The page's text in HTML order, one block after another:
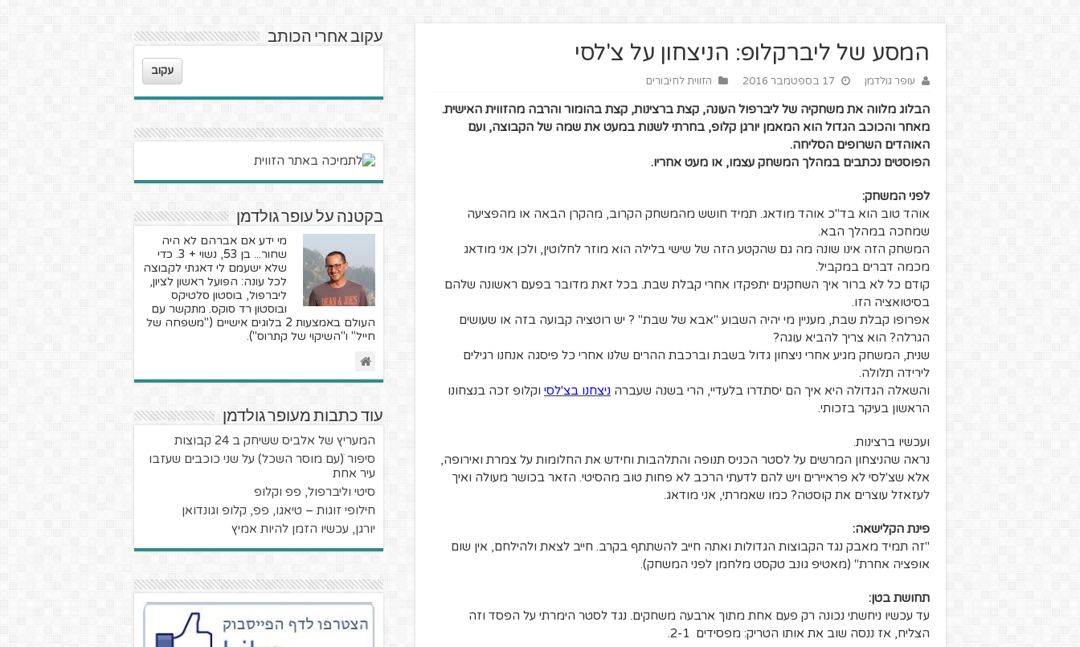
המסע של ליברקלופ: הניצחון על צ'לסי
עופר גולדמן 17 בספטמבר 2016 הזווית לחיבורים
הבלוג מלווה את משחקיה של ליברפול העונה, קצת ברצינות, קצת בהומור והרבה מהזווית האישית.
מאחר והכוכב הגדול הוא המאמן יורגן קלופ, בחרתי לשנות במעט את שמה של הקבוצה, ועם
האוהדים השרופים הסליחה.
הפוסטים נכתבים במהלך המשחק עצמו, או מעט אחריו.
לפני המשחק:
אוהד טוב הוא בד"כ אוהד מודאג. תמיד חושש מהמשחק הקרוב, מהקרן הבאה או מהפציעה
שמחכה במהלך הבא.
המשחק הזה אינו שונה מה גם שהקטע הזה של שישי בלילה הוא מוזר לחלוטין, ולכן אני מודאג
מכמה דברים במקביל.
קודם כל לא ברור איך השחקנים יתפקדו אחרי קבלת שבת. בכל זאת מדובר בפעם ראשונה שלהם
בסיטואציה הזו.
אפרופו קבלת שבת, מעניין מי יהיה השבוע "אבא של שבת" ? יש רוטציה קבועה בזה או שעושים
הגרלה? הוא צריך להביא עוגה?
שנית, המשחק מגיע אחרי ניצחון גדול בשבת וברכבת ההרים שלנו אחרי כל פיסגה אנחנו רגילים
לירידה תלולה.
והשאלה הגדולה היא איך הם יסתדרו בלעדיי, הרי בשנה שעברה ניצחנו בצ'לסי וקלופ זכה בנצחונו
הראשון בעיקר בזכותי.
ועכשיו ברצינות.
נראה שהניצחון המרשים על לסטר הכניס תנופה והתלהבות וחידש את החלומות על צמרת ואירופה,
אלא שצ'לסי לא פראיירים ויש להם לדעתי הרכב לא פחות טוב מהסיטי. הזאר בכושר מעולה ואיך
לעזאזל עוצרים את קוסטה? כמו שאמרתי, אני מודאג.
פינת הקלישאה:
"זה תמיד מאבק נגד הקבוצות הגדולות ואתה חייב להשתתף בקרב. חייב לצאת ולהילחם, אין שום
אופציה אחרת" (מאטיפ גונב טקסט מלחמן לפני המשחק).
תחושת בטן:
עד עכשיו ניחשתי נכונה רק פעם אחת מתוך ארבעה משחקים. נגד לסטר הימרתי על הפסד וזה
הצליח, אז ננסה שוב את אותו הטריק: מפסידים 2-1.
עקוב אחרי הכותב
עקוב
בקטנה על עופר גולדמן
מי ידע אם אברהם לא היה
שחור... בן 53, נשוי + 3. כדי
שלא ישעמם לי דאגתי לקבוצה
לכל עונה: הפועל ראשון לציון,
ליברפול, בוסטון סלטיקס
ובוסטון רד סוקס. מתקשר עם
העולם באמצעות 2 בלוגים אישיים ("משפחה של
חייל" ו"השיקוי של קתרוס").
עוד כתבות מעופר גולדמן
המעריץ של אלביס ששיחק ב 24 קבוצות
סיפור ׁ(עם מוסר השכל) על שני כוכבים שעזבו
עיר אחת
סיטי וליברפול, פפ וקלופ
חילופי זוגות – טיאגו, פפ, קלופ וגונדואן
יורגן, עכשיו הזמן להיות אמיץ